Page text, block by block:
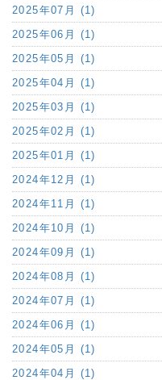
2025年07月 (1)
2025年06月 (1)
2025年05月 (1)
2025年04月 (1)
2025年03月 (1)
2025年02月 (1)
2025年01月 (1)
2024年12月 (1)
2024年11月 (1)
2024年10月 (1)
2024年09月 (1)
2024年08月 (1)
2024年07月 (1)
2024年06月 (1)
2024年05月 (1)
2024年04月 (1)